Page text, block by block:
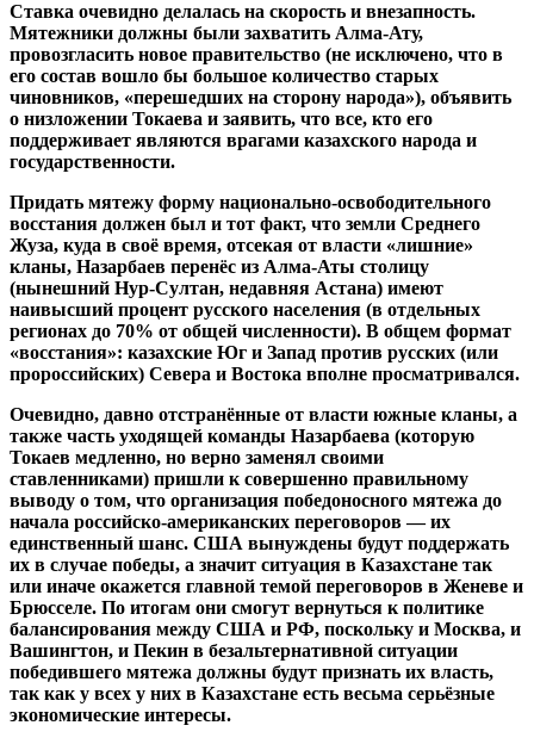
Ставка очевидно делалась на скорость и внезапность.
Мятежники должны были захватить Алма-Ату,
провозгласить новое правительство (не исключено, что в
его состав вошло бы большое количество старых
чиновников, «перешедших на сторону народа»), объявить
о низложении Токаева и заявить, что все, кто его
поддерживает являются врагами казахского народа и
государственности.
Придать мятежу форму национально-освободительного
восстания должен был и тот факт, что земли Среднего
Жуза, куда в своё время, отсекая от власти «лишние»
кланы, Назарбаев перенёс из Алма-Аты столицу
(нынешний Нур-Султан, недавняя Астана) имеют
наивысший процент русского населения (в отдельных
регионах до 70% от общей численности). В общем формат
«восстания»: казахские Юг и Запад против русских (или
пророссийских) Севера и Востока вполне просматривался.
Очевидно, давно отстранённые от власти южные кланы, а
также часть уходящей команды Назарбаева (которую
Токаев медленно, но верно заменял своими
ставленниками) пришли к совершенно правильному
выводу о том, что организация победоносного мятежа до
начала российско-американских переговоров — их
единственный шанс. США вынуждены будут поддержать
их в случае победы, а значит ситуация в Казахстане так
или иначе окажется главной темой переговоров в Женеве и
Брюсселе. По итогам они смогут вернуться к политике
балансирования между США и РФ, поскольку и Москва, и
Вашингтон, и Пекин в безальтернативной ситуации
победившего мятежа должны будут признать их власть,
так как у всех у них в Казахстане есть весьма серьёзные
экономические интересы.